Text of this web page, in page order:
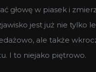
głowę w piasek i
jest już nie tylko
ale także
I to niejako piętrowo.